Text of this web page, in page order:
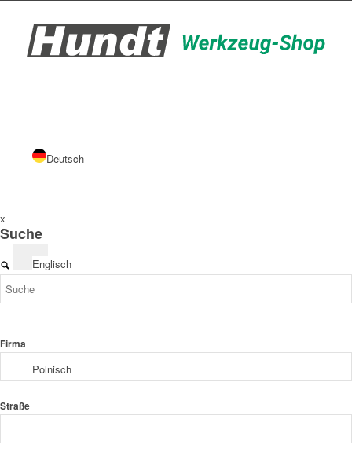
Deutsch
Englisch
Polnisch
x
Suche
Firma
Straße